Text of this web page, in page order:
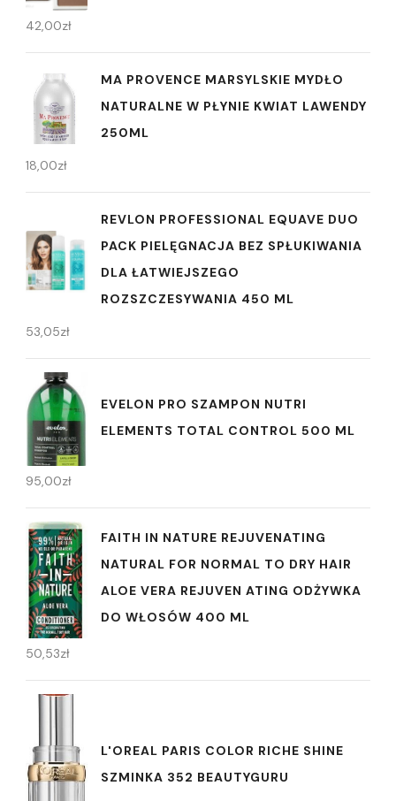
42,00zł
MA PROVENCE MARSYLSKIE MYDŁO
NATURALNE W PŁYNIE KWIAT LAWENDY
250ML
18,00zł
REVLON PROFESSIONAL EQUAVE DUO
PACK PIELĘGNACJA BEZ SPŁUKIWANIA
DLA ŁATWIEJSZEGO
ROZSZCZESYWANIA 450 ML
53,05zł
EVELON PRO SZAMPON NUTRI
ELEMENTS TOTAL CONTROL 500 ML
95,00zł
FAITH IN NATURE REJUVENATING
NATURAL FOR NORMAL TO DRY HAIR
ALOE VERA REJUVEN ATING ODŻYWKA
DO WŁOSÓW 400 ML
50,53zł
L'OREAL PARIS COLOR RICHE SHINE
SZMINKA 352 BEAUTYGURU